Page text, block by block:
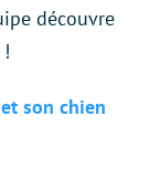
découvre
son chien